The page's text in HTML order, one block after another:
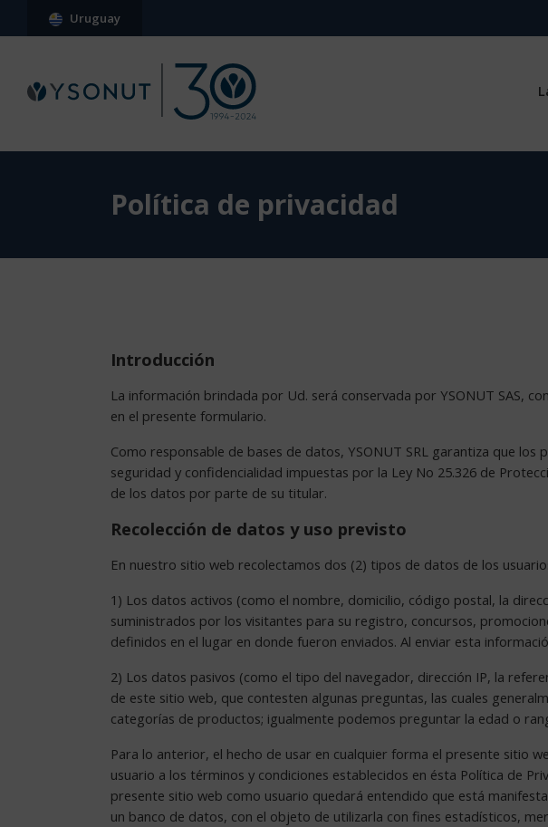
Uruguay
Política de privacidad
Introducción
La información brindada por Ud. será conservada por YSONUT SAS,
en el presente formulario.
Como responsable de bases de datos, YSONUT SRL garantiza que
seguridad y confidencialidad impuestas por la Ley No 25.326 de
de los datos por parte de su titular.
Recolección de datos y uso previsto
En nuestro sitio web recolectamos dos (2) tipos de datos de los
1) Los datos activos (como el nombre, domicilio, código postal, la
suministrados por los visitantes para su registro, concursos,
definidos en el lugar en donde fueron enviados. Al enviar esta
2) Los datos pasivos (como el tipo del navegador, dirección IP, la
de este sitio web, que contesten algunas preguntas, las cuales
categorías de productos; igualmente podemos preguntar la edad o
Para lo anterior, el hecho de usar en cualquier forma el presente sitio
usuario a los términos y condiciones establecidos en ésta Política de
presente sitio web como usuario quedará entendido que está
un banco de datos, con el objeto de utilizarla con fines estadísticos,